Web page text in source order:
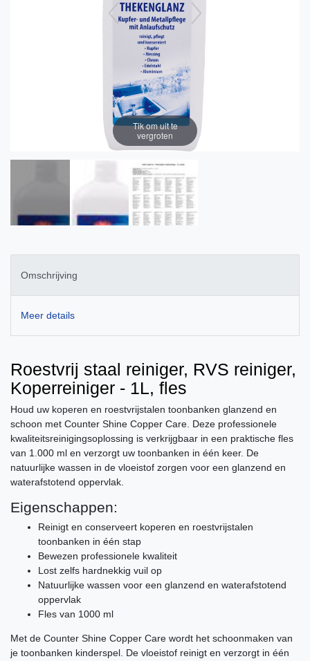
Tik om uit te
vergroten
Omschrijving
Meer details
Roestvrij staal reiniger, RVS reiniger,
Koperreiniger - 1L, fles
Houd uw koperen en roestvrijstalen toonbanken glanzend en
schoon met Counter Shine Copper Care. Deze professionele
kwaliteitsreinigingsoplossing is verkrijgbaar in een praktische fles
van 1.000 ml en verzorgt uw toonbanken in één keer. De
natuurlijke wassen in de vloeistof zorgen voor een glanzend en
waterafstotend oppervlak.
Eigenschappen:
Reinigt en conserveert koperen en roestvrijstalen
toonbanken in één stap
Bewezen professionele kwaliteit
Lost zelfs hardnekkig vuil op
Natuurlijke wassen voor een glanzend en waterafstotend
oppervlak
Fles van 1000 ml
Met de Counter Shine Copper Care wordt het schoonmaken van
je toonbanken kinderspel. De vloeistof reinigt en verzorgt in één